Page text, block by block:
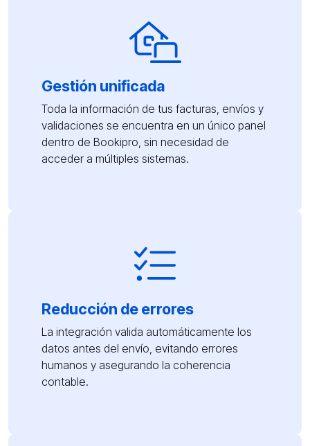
Gestión unificada
Toda la información de tus facturas, envíos y
validaciones se encuentra en un único panel
dentro de Bookipro, sin necesidad de
acceder a múltiples sistemas.
Reducción de errores
La integración valida automáticamente los
datos antes del envío, evitando errores
humanos y asegurando la coherencia
contable.